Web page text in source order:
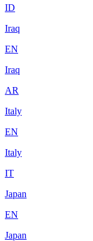
ID
Iraq
EN
Iraq
AR
Italy
EN
Italy
IT
Japan
EN
Japan